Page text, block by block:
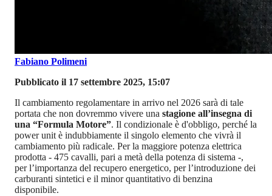
Fabiano Polimeni
Pubblicato il 17 settembre 2025, 15:07
Il cambiamento regolamentare in arrivo nel 2026 sarà di tale
portata che non dovremmo vivere una stagione all’insegna di
una “Formula Motore”. Il condizionale è d'obbligo, perché la
power unit è indubbiamente il singolo elemento che vivrà il
cambiamento più radicale. Per la maggiore potenza elettrica
prodotta - 475 cavalli, pari a metà della potenza di sistema -,
per l’importanza del recupero energetico, per l’introduzione dei
carburanti sintetici e il minor quantitativo di benzina
disponibile.